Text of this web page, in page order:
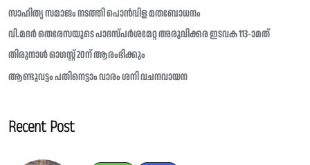
സാഹിത്യ സമാജം നടത്തി പൊൻവിള മതബോധനം
വി.മദർ തെരേസയുടെ പാദസ്പർശമേറ്റ അരുവിക്കര ഇടവക 113-ാമത്
തിരുനാൾ ഓഗസ്റ്റ് 20ന് ആരംഭിക്കും
ആണ്ടുവട്ടം പതിനെട്ടാം വാരം ശനി വചനവായന
Recent Post